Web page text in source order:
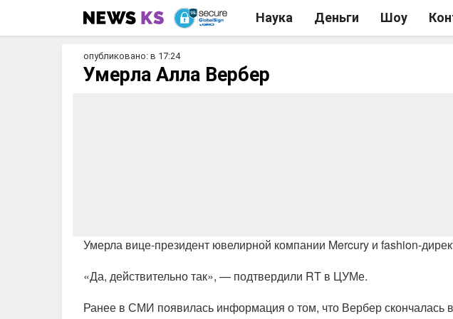
Наука Деньги Шоу
опубликовано: в 17:24
Умерла Алла Вербер
Умерла вице-президент ювелирной компании Mercury и fashion-
«Да, действительно так», — подтвердили RT в ЦУМе.
Ранее в СМИ появилась информация о том, что Вербер скончалась